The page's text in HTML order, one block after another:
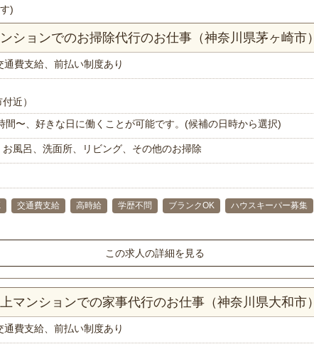
)
ションでのお掃除代行のお仕事（神奈川県茅ヶ崎市
通費支給、前払い制度あり
近）
間〜、好きな日に働くことが可能です。(候補の日時から選択)
風呂、洗面所、リビング、その他のお掃除
交通費支給 高時給 学歴不問 ブランクOK
ハウスキーパー募集
この求人の詳細を見る
マンションでの家事代行のお仕事（神奈川県大和市
通費支給、前払い制度あり